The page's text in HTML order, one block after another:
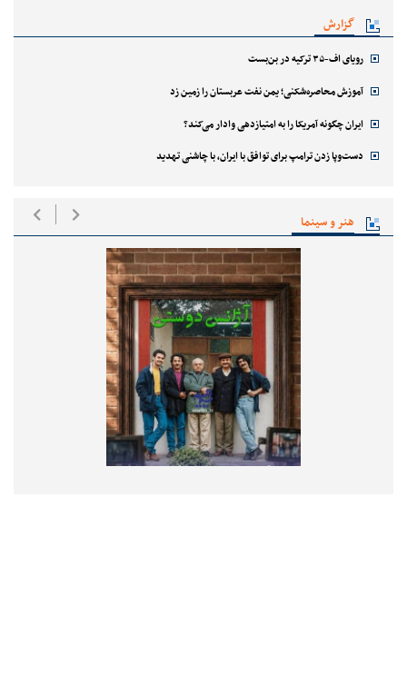
گزارش
رویای اف-۳۵ ترکیه در بن‌بست
آموزش محاصره‌شکنی؛ یمن نفت عربستان را زمین زد
ایران چگونه آمریکا را به امتیازدهی وادار می‌کند؟
دست‌وپا زدن ترامپ برای توافق با ایران، با چاشنی تهدید
هنر و سینما